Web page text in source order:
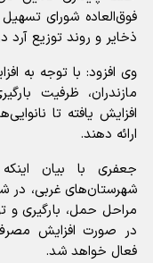
فوق‌العاده شورای
ذخایر و روند توزیع
وی افزود: با توجه به
مازندران، ظرفیت
افزایش یافته تا
ارائه دهند.
جعفری با بیان
شهرستان‌های غربی، در
مراحل حمل، بارگیری
در صورت افزایش
فعال خواهد شد.